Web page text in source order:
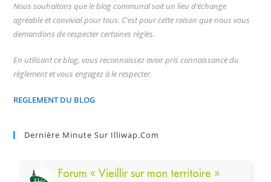
Nous souhaitons que le blog communal soit un lieu d’échange
agréable et convivial pour tous. C’est pour cette raison que nous vous
demandons de respecter certaines règles.
En utilisant ce blog, vous reconnaissez avoir pris connaissance du
règlement et vous engagez à le respecter.
REGLEMENT DU BLOG
Dernière Minute Sur Illiwap.com